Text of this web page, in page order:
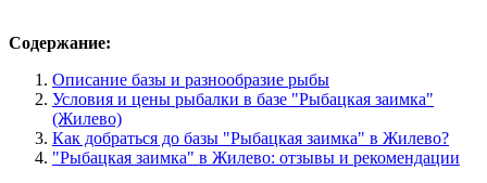
Содержание:
Описание базы и разнообразие рыбы
Условия и цены рыбалки в базе "Рыбацкая заимка"
(Жилево)
Как добраться до базы "Рыбацкая заимка" в Жилево?
"Рыбацкая заимка" в Жилево: отзывы и рекомендации